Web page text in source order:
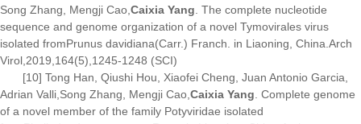
Song Zhang, Mengji Cao, Caixia Yang . The complete nucleotide
sequence and genome organization of a novel Tymovirales virus
isolated fromPrunus davidiana(Carr.) Franch. in Liaoning, China.Arch
Virol,2019,164(5),1245-1248 (SCI)
[10] Tong Han, Qiushi Hou, Xiaofei Cheng, Juan Antonio Garcia,
Adrian Valli,Song Zhang, Mengji Cao, Caixia Yang . Complete genome
of a novel member of the family Potyviridae isolated